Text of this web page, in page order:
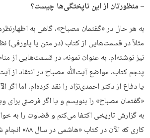
– منظورتان از این ناپختگی‌ها چیست؟
به هر حال در «گفتمان مصباح»، گاهی به
مثلاً در قسمت‌هایی از کتاب (در متن یا پاورقی)
نیز نوشته‌ام. به عنوان نمونه، در قسمت‌هایی از
پنجم کتاب، مواضع آیت‌ﷲ مصباح در انتقاد از
یا دفاع از دکتر احمدی‌نژاد را نقد کرده‌ام. اما اگر
«گفتمان مصباح» را بنویسم و یا اگر فرصتی برای
به گزارش تاریخی اکتفا می‌کنم و قضاوت را به
کاری که الآن در